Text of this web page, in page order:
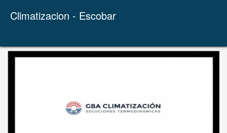
Climatizacion - Escobar